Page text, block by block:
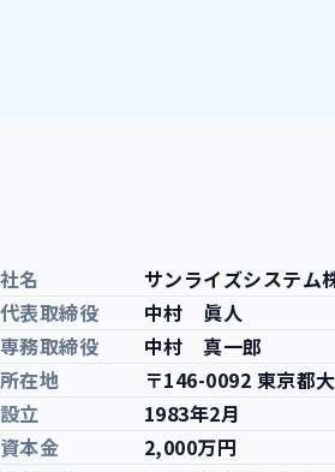
社名
サンライズシステム
代表取締役
中村 眞人
専務取締役
中村 真一郎
所在地
〒146-0092 東京都
設立
1983年2月
資本金
2,000万円